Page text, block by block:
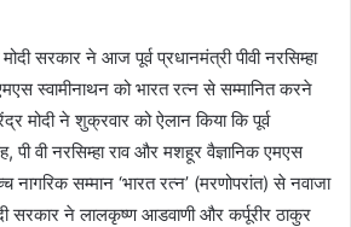
सरकार ने आज पूर्व प्रधानमंत्री पीवी नरसिम्हा
स्वामीनाथन को भारत रत्न से सम्मानित करने
मोदी ने शुक्रवार को ऐलान किया कि पूर्व
पी वी नरसिम्हा राव और मशहूर वैज्ञानिक एमएस
नागरिक सम्मान ‘भारत रत्न’ (मरणोपरांत) से नवाजा
सरकार ने लालकृष्ण आडवाणी और कर्पूरीर ठाकुर